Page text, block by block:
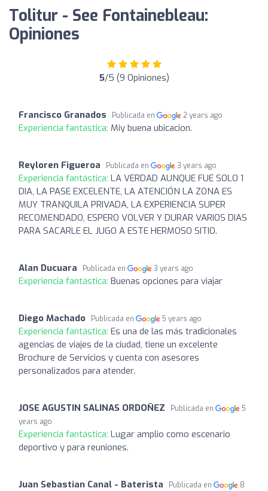
Tolitur - See Fontainebleau:
Opiniones
5/5 (9 Opiniones)
Francisco Granados Publicada en 2 years ago
Experiencia fantástica: Miy buena ubicacion.
Reyloren Figueroa Publicada en 3 years ago
Experiencia fantástica: LA VERDAD AUNQUE FUE SOLO 1
DIA, LA PASE EXCELENTE, LA ATENCIÓN LA ZONA ES
MUY TRANQUILA PRIVADA, LA EXPERIENCIA SUPER
RECOMENDADO, ESPERO VOLVER Y DURAR VARIOS DIAS
PARA SACARLE EL JUGO A ESTE HERMOSO SITIO.
Alan Ducuara Publicada en 3 years ago
Experiencia fantástica: Buenas opciones para viajar
Diego Machado Publicada en 5 years ago
Experiencia fantástica: Es una de las más tradicionales
agencias de viajes de la ciudad, tiene un excelente
Brochure de Servicios y cuenta con asesores
personalizados para atender.
JOSE AGUSTIN SALINAS ORDOÑEZ Publicada en
5
years ago
Experiencia fantástica: Lugar amplio como escenario
deportivo y para reuniones.
Juan Sebastian Canal - Baterista Publicada en
8